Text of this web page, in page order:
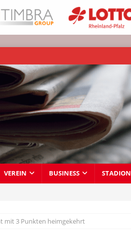
VEREIN BUSINESS STADION
mit 3 Punkten heimgekehrt